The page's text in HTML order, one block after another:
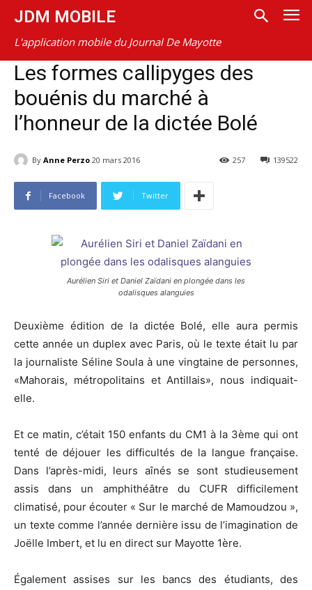
JDM MOBILE
L'application mobile du Journal De Mayotte
Les formes callipyges des
bouénis du marché à
l’honneur de la dictée Bolé
By Anne Perzo 20 mars 2016 139522
257
Facebook Twitter
Aurélien Siri et Daniel Zaïdani en plongée dans les
odalisques alanguies
Deuxième édition de la dictée Bolé, elle aura permis
cette année un duplex avec Paris, où le texte était lu par
la journaliste Séline Soula à une vingtaine de personnes,
«Mahorais, métropolitains et Antillais», nous indiquait-
elle.
Et ce matin, c’était 150 enfants du CM1 à la 3ème qui ont
tenté de déjouer les difficultés de la langue française.
Dans l’après-midi, leurs aînés se sont studieusement
assis dans un amphithéâtre du CUFR difficilement
climatisé, pour écouter « Sur le marché de Mamoudzou »,
un texte comme l’année dernière issu de l’imagination de
Joëlle Imbert, et lu en direct sur Mayotte 1ère.
Également assises sur les bancs des étudiants, des